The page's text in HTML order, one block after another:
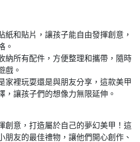
紙和貼片，讓孩子能自由發揮創意，
。
納所有配件，方便整理和攜帶，隨時
戲。
家裡玩耍還是與朋友分享，這款美甲
，讓孩子們的想像力無限延伸。
創意，打造屬於自己的夢幻美甲！這
朋友的最佳禮物，讓他們開心創作、